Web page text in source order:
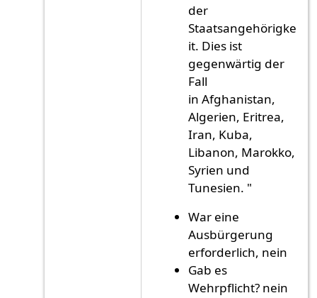
der
Staatsangehörigke
it. Dies ist
gegenwärtig der
Fall
in Afghanistan,
Algerien, Eritrea,
Iran, Kuba,
Libanon, Marokko,
Syrien und
Tunesien. "
War eine
Ausbürgerung
erforderlich, nein
Gab es
Wehrpflicht? nein